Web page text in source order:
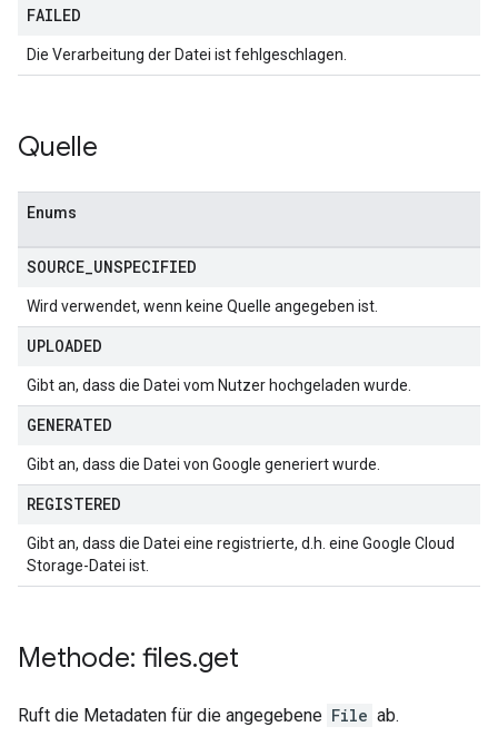
FAILED
Die Verarbeitung der Datei ist fehlgeschlagen.
Quelle
Enums
SOURCE UNSPECIFIED
Wird verwendet, wenn keine Quelle angegeben ist.
UPLOADED
Gibt an, dass die Datei vom Nutzer hochgeladen wurde.
GENERATED
Gibt an, dass die Datei von Google generiert wurde.
REGISTERED
Gibt an, dass die Datei eine registrierte, d.h. eine Google Cloud
Storage-Datei ist.
Methode: files.get
Ruft die Metadaten für die angegebene File ab.